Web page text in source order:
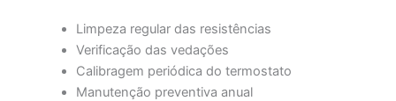
Limpeza regular das resistências
Verificação das vedações
Calibragem periódica do termostato
Manutenção preventiva anual